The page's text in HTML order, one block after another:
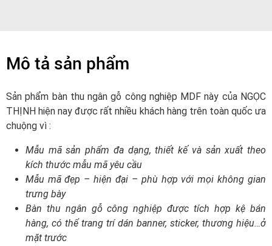
Mô tả sản phẩm
Sản phẩm bàn thu ngân gỗ công nghiệp MDF này của NGỌC
THỊNH hiện nay được rất nhiều khách hàng trên toàn quốc ưa
chuộng vì :
Mẫu mã sản phẩm đa dạng, thiết kế và sản xuất theo
kích thước mẫu mã yêu cầu
Mẫu mã đẹp – hiện đại – phù hợp với mọi không gian
trưng bày
Bàn thu ngân gỗ công nghiệp được tích hợp kệ bán
hàng, có thể trang trí dán banner, sticker, thương hiệu…ở
mặt trước